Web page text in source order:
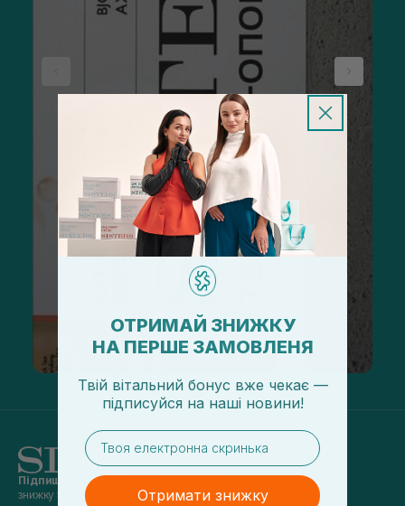
Підпишись на наші новини
знижку 5% на перше замовлення
ОТРИМАЙ ЗНИЖКУ
НА ПЕРШЕ ЗАМОВЛЕНЯ
Твій вітальний бонус вже чекає —
підписуйся на наші новини!
email
Отримати знижку